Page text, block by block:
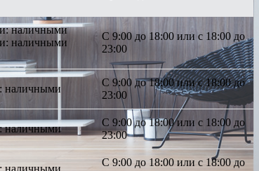
наличными
наличными
С 9:00 до 18:00 или с 18:00 до
23:00
наличными
С 9:00 до 18:00 или с 18:00 до
23:00
наличными
С 9:00 до 18:00 или с 18:00 до
23:00
наличными
С 9:00 до 18:00 или с 18:00 до